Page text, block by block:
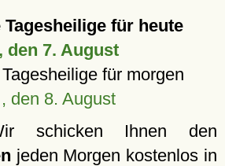
Tagesheilige für heute
, den 7. August
für morgen
, den 8. August
schicken Ihnen den
jeden Morgen kostenlos in